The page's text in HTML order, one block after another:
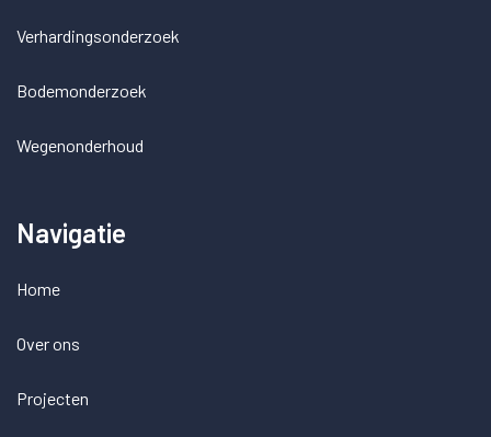
Verhardingsonderzoek
Bodemonderzoek
Wegenonderhoud
Navigatie
Home
Over ons
Projecten